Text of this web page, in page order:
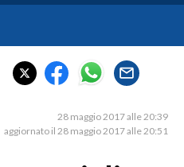
28 maggio 2017 alle 20:39
aggiornato il 28 maggio 2017 alle 20:51